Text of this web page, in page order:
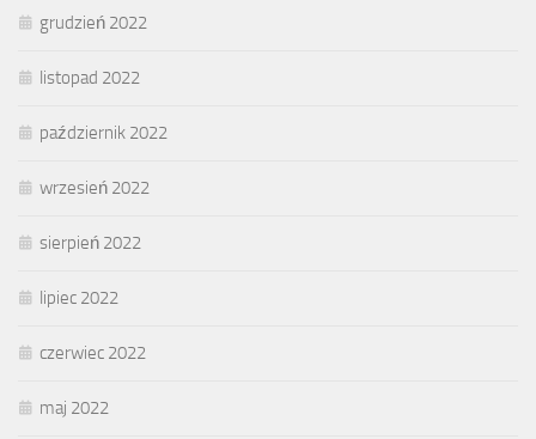
grudzień 2022
listopad 2022
październik 2022
wrzesień 2022
sierpień 2022
lipiec 2022
czerwiec 2022
maj 2022